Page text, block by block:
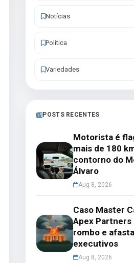
Notícias
Política
Variedades
POSTS RECENTES
Motorista é
mais de 180
contorno do
Álvaro
Aug 8, 2026
Caso Master
Apex Partners
rombo e
executivos
Aug 8, 2026